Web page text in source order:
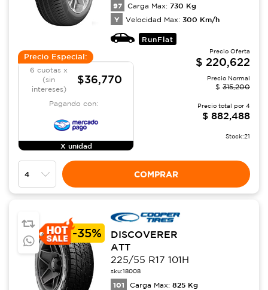
97 Carga Max: 730 Kg
Y Velocidad Max: 300 Km/h
RunFlat
Precio Especial:
6 cuotas x
(sin
intereses)
$36,770
Pagando con:
X unidad
Precio Oferta
$ 220,622
Precio Normal
$ 315,200
Precio total por 4
$ 882,488
Stock:21
COMPRAR
-35%
DISCOVERER
ATT
225/55 R17 101H
sku:18008
101 Carga Max: 825 Kg